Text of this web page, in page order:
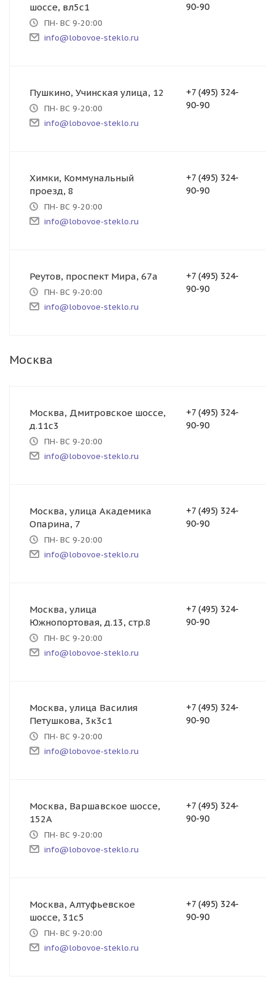
шоссе, вл5с1
ПН- ВС 9-20:00
info@lobovoe-steklo.ru
90-90
Пушкино, Учинская улица, 12
ПН- ВС 9-20:00
info@lobovoe-steklo.ru
+7 (495) 324-
90-90
Химки, Коммунальный
проезд, 8
ПН- ВС 9-20:00
info@lobovoe-steklo.ru
+7 (495) 324-
90-90
Реутов, проспект Мира, 67а
ПН- ВС 9-20:00
info@lobovoe-steklo.ru
+7 (495) 324-
90-90
Москва
Москва, Дмитровское шоссе,
д.11с3
ПН- ВС 9-20:00
info@lobovoe-steklo.ru
+7 (495) 324-
90-90
Москва, улица Академика
Опарина, 7
ПН- ВС 9-20:00
info@lobovoe-steklo.ru
+7 (495) 324-
90-90
Москва, улица
Южнопортовая, д.13, стр.8
ПН- ВС 9-20:00
info@lobovoe-steklo.ru
+7 (495) 324-
90-90
Москва, улица Василия
Петушкова, 3к3с1
ПН- ВС 9-20:00
info@lobovoe-steklo.ru
+7 (495) 324-
90-90
Москва, Варшавское шоссе,
152А
ПН- ВС 9-20:00
info@lobovoe-steklo.ru
+7 (495) 324-
90-90
Москва, Алтуфьевское
шоссе, 31с5
ПН- ВС 9-20:00
info@lobovoe-steklo.ru
+7 (495) 324-
90-90